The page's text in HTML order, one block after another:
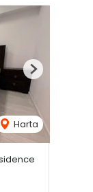
Harta
Next